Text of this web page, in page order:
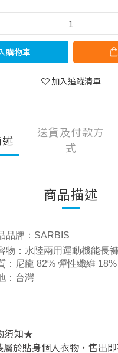
購物車
加入追蹤清單
送貨及付款方
式
商品描述
品牌：SARBIS
物：水陸兩用運動機能長
：尼龍 82% 彈性纖維
：台灣
須知★
屬於貼身個人衣物，售出即